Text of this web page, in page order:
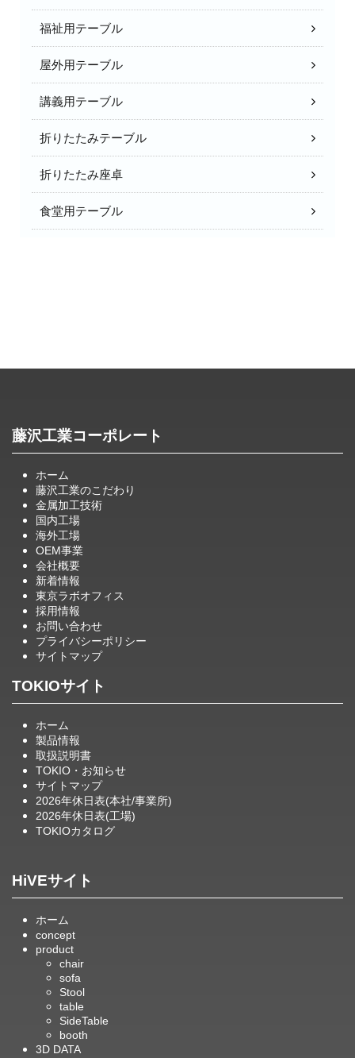
福祉用テーブル
屋外用テーブル
講義用テーブル
折りたたみテーブル
折りたたみ座卓
食堂用テーブル
藤沢工業コーポレート
ホーム
藤沢工業のこだわり
金属加工技術
国内工場
海外工場
OEM事業
会社概要
新着情報
東京ラボオフィス
採用情報
お問い合わせ
プライバシーポリシー
サイトマップ
TOKIOサイト
ホーム
製品情報
取扱説明書
TOKIO・お知らせ
サイトマップ
2026年休日表(本社/事業所)
2026年休日表(工場)
TOKIOカタログ
HiVEサイト
ホーム
concept
product
chair
sofa
Stool
table
SideTable
booth
3D DATA